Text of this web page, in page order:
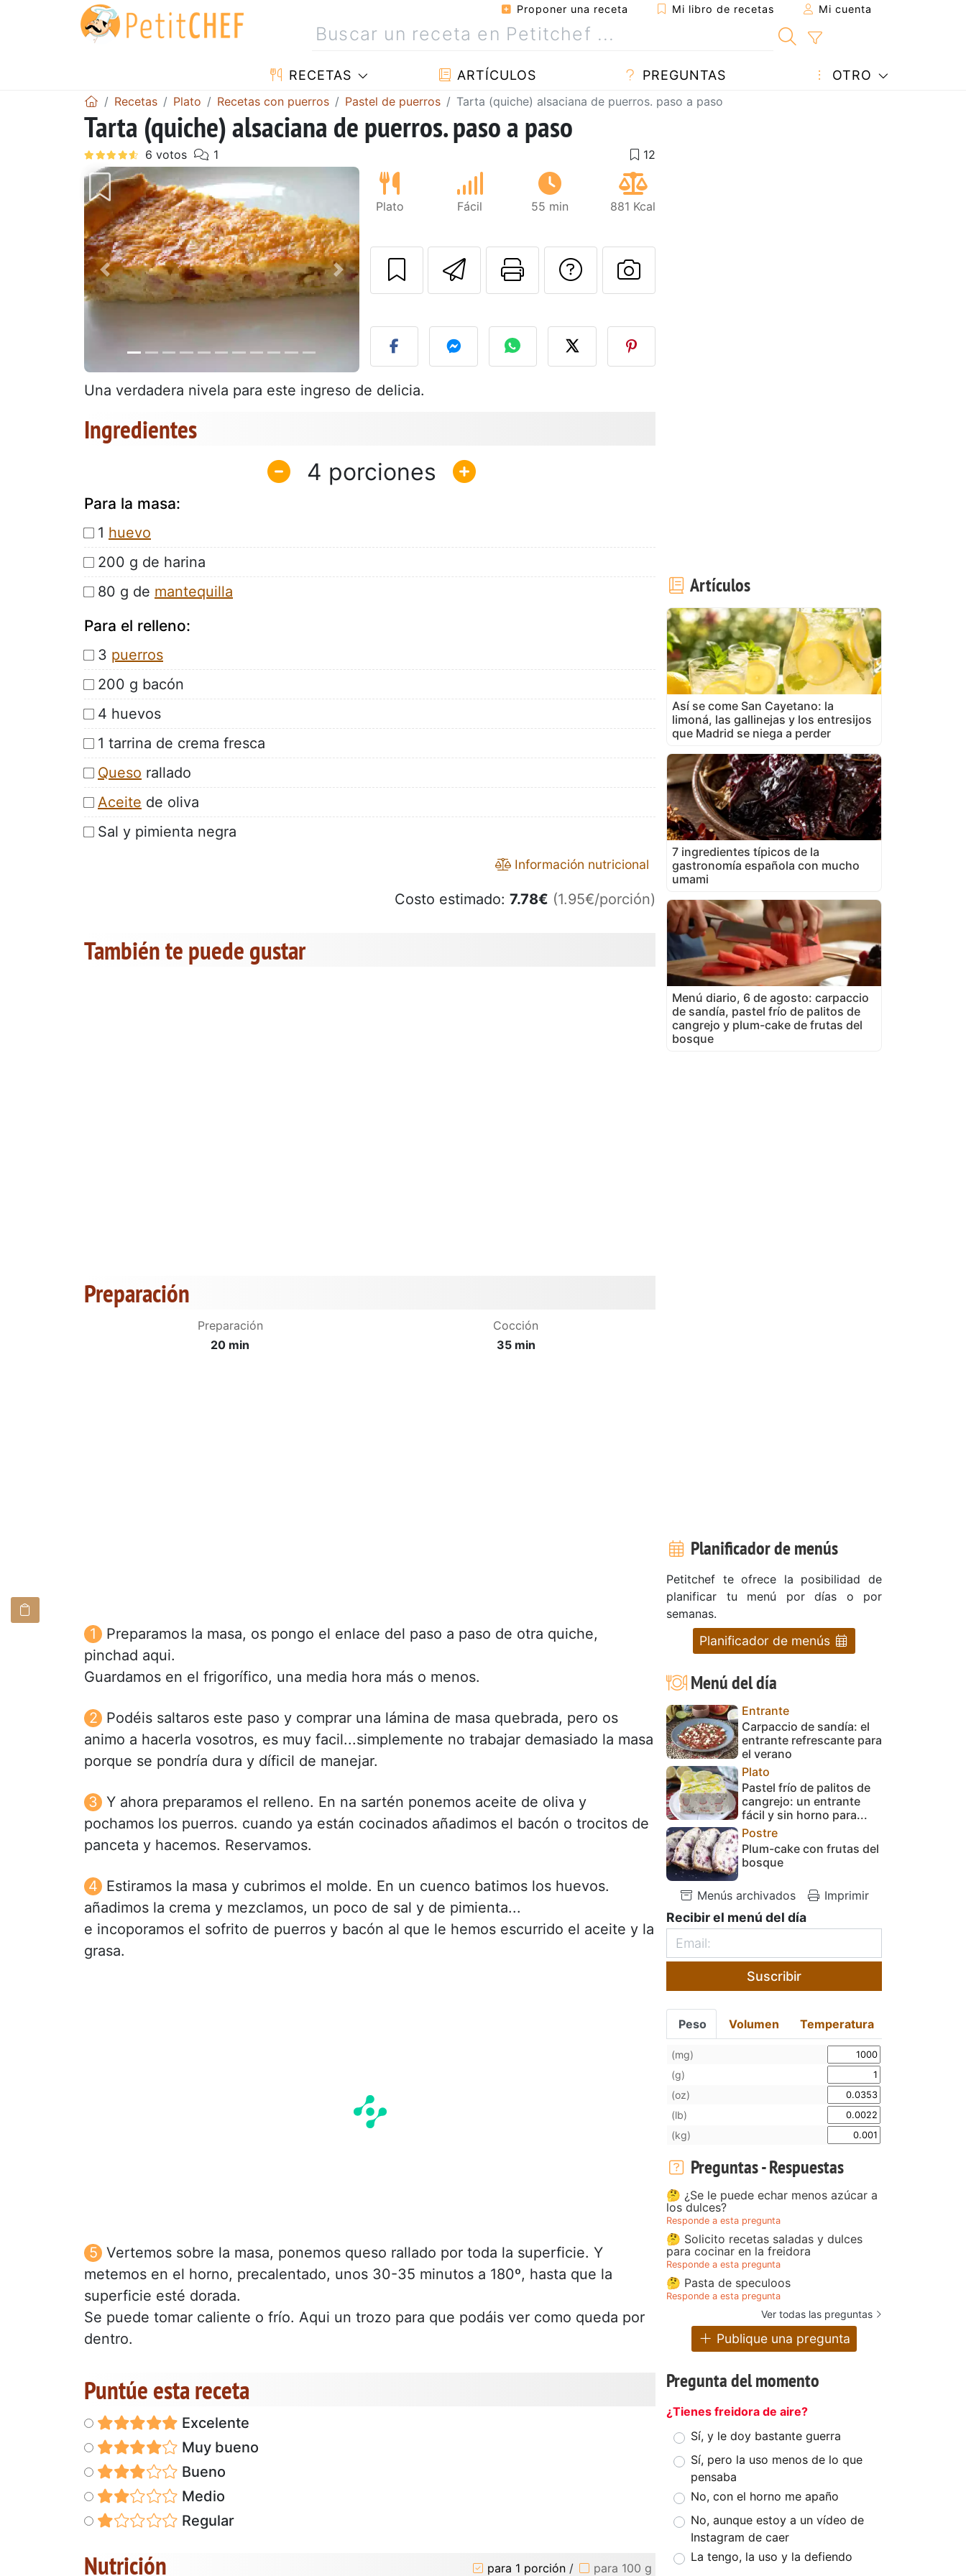
Proponer una receta Mi libro de recetas Mi cuenta
RECETAS ARTÍCULOS PREGUNTAS OTRO
Recetas Plato Recetas con puerros Pastel de puerros Tarta (quiche) alsaciana de puerros. paso a paso
Tarta (quiche) alsaciana de puerros. paso a paso
Anterior Siguiente
Plato Fácil 55 min 881 Kcal
Enviar esta receta a un amigo
Imprimir esta página
Preguntar al autor
Publicar la foto de esta receta
Una verdadera nivela para este ingreso de delicia.
Ingredientes
4
Para la masa:
1 huevo
200 g de harina
80 g de mantequilla
Para el relleno:
3 puerros
200 g bacón
4 huevos
1 tarrina de crema fresca
Queso rallado
Aceite de oliva
Sal y pimienta negra
Información nutricional
Costo estimado: 7.78€ (1.95€/porción)
También te puede gustar
Preparación
Preparación
20 min
Cocción
35 min
Preparamos la masa, os pongo el enlace del paso a paso de otra quiche,
pinchad aqui.
Guardamos en el frigorífico, una media hora más o menos.
Podéis saltaros este paso y comprar una lámina de masa quebrada, pero os
animo a hacerla vosotros, es muy facil...simplemente no trabajar demasiado la masa
porque se pondría dura y díficil de manejar.
Y ahora preparamos el relleno. En na sartén ponemos aceite de oliva y
pochamos los puerros. cuando ya están cocinados añadimos el bacón o trocitos de
panceta y hacemos. Reservamos.
Estiramos la masa y cubrimos el molde. En un cuenco batimos los huevos.
añadimos la crema y mezclamos, un poco de sal y de pimienta...
e incoporamos el sofrito de puerros y bacón al que le hemos escurrido el aceite y la
grasa.
Vertemos sobre la masa, ponemos queso rallado por toda la superficie. Y
metemos en el horno, precalentado, unos 30-35 minutos a 180º, hasta que la
superficie esté dorada.
Se puede tomar caliente o frío. Aqui un trozo para que podáis ver como queda por
dentro.
Puntúe esta receta
Excelente
Muy bueno
Bueno
Medio
Regular
Nutrición para 1 porción / para 100 g
Artículos
Así se come San Cayetano: la
limoná, las gallinejas y los entresijos
que Madrid se niega a perder
7 ingredientes típicos de la
gastronomía española con mucho
umami
Menú diario, 6 de agosto: carpaccio
de sandía, pastel frío de palitos de
cangrejo y plum-cake de frutas del
bosque
Planificador de menús
Petitchef te ofrece la posibilidad de
planificar tu menú por días o por
semanas.
Planificador de menús
Menú del día
Entrante
Carpaccio de sandía: el
entrante refrescante para
el verano
Plato
Pastel frío de palitos de
cangrejo: un entrante
fácil y sin horno para...
Postre
Plum-cake con frutas del
bosque
Menús archivados Imprimir
Recibir el menú del día
Suscribir
Peso Volumen Temperatura
(mg)
(g)
(oz)
(lb)
(kg)
Preguntas - Respuestas
🤔 ¿Se le puede echar menos azúcar a
los dulces?
Responde a esta pregunta
🤔 Solicito recetas saladas y dulces
para cocinar en la freidora
Responde a esta pregunta
🤔 Pasta de speculoos
Responde a esta pregunta
Ver todas las preguntas
Publique una pregunta
Pregunta del momento
¿Tienes freidora de aire?
Sí, y le doy bastante guerra
Sí, pero la uso menos de lo que
pensaba
No, con el horno me apaño
No, aunque estoy a un vídeo de
Instagram de caer
La tengo, la uso y la defiendo